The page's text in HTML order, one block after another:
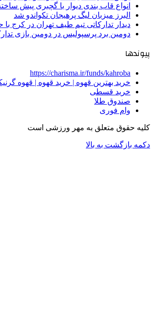
انواع قاب بندی دیوار با گچبری پیش
البرز میزبان لیگ پرهیجان تکواندو شد
دیدار تدارکاتی تیم طیف تهران در کرج
دومین برد پرسپولیس در دومین بازی
پیوندها
https://charisma.ir/funds/kahroba
خرید بهترین قهوه | خرید قهوه | قهوه
خرید قسطی
صندوق طلا
وام فوری
کلیه حقوق متعلق به مهر ورزشی است
دکمه بازگشت به بالا